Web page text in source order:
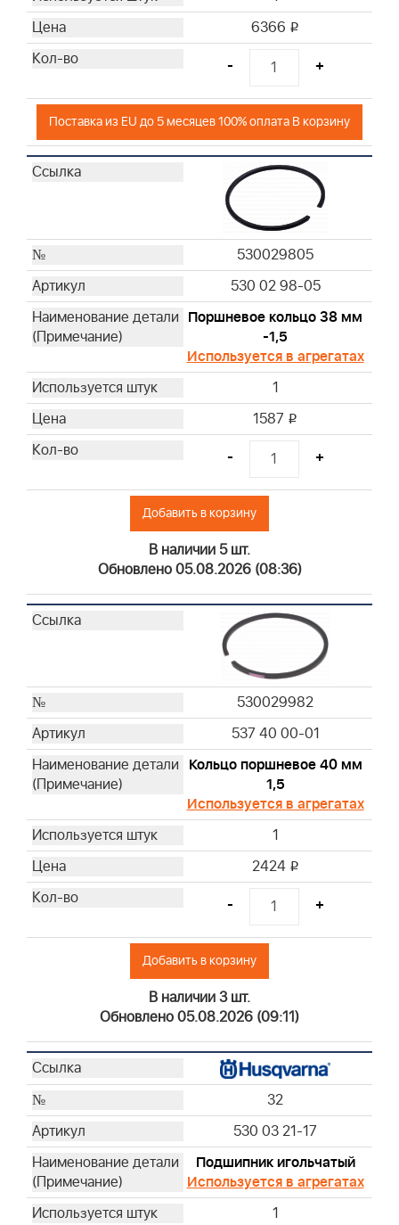
6366 i
- +
Поставка из EU до 5 месяцев 100% оплата В корзину
530029805
530 02 98-05
Поршневое кольцо 38 мм
-1,5
Используется в агрегатах
1
1587 i
- +
Добавить в корзину
В наличии 5 шт.
Обновлено 05.08.2026 (08:36)
530029982
537 40 00-01
Кольцо поршневое 40 мм
1,5
Используется в агрегатах
1
2424 i
- +
Добавить в корзину
В наличии 3 шт.
Обновлено 05.08.2026 (09:11)
32
530 03 21-17
Подшипник игольчатый
Используется в агрегатах
1